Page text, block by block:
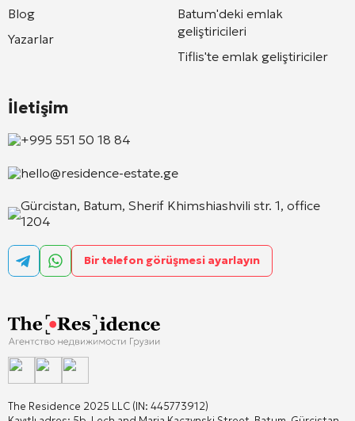
The Residence 2025 LLC (IN: 445773912)
Blog
Yazarlar
Batum'deki emlak
geliştiricileri
Tiflis'te emlak geliştiriciler
İletişim
+995 551 50 18 84
hello@residence-estate.ge
Gürcistan, Batum, Sherif Khimshiashvili str. 1, office
1204
Bir telefon görüşmesi ayarlayın